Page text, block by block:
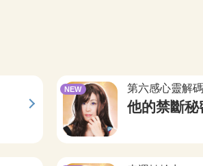
第六感心靈解
他的禁斷秘
NEW